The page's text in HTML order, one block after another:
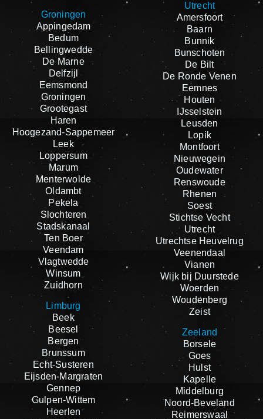
Groningen
Appingedam
Bedum
Bellingwedde
De Marne
Delfzijl
Eemsmond
Groningen
Grootegast
Haren
Hoogezand-Sappemeer
Leek
Loppersum
Marum
Menterwolde
Oldambt
Pekela
Slochteren
Stadskanaal
Ten Boer
Veendam
Vlagtwedde
Winsum
Zuidhorn
Limburg
Beek
Beesel
Bergen
Brunssum
Echt-Susteren
Eijsden-Margraten
Gennep
Gulpen-Wittem
Heerlen
Utrecht
Amersfoort
Baarn
Bunnik
Bunschoten
De Bilt
De Ronde Venen
Eemnes
Houten
IJsselstein
Leusden
Lopik
Montfoort
Nieuwegein
Oudewater
Renswoude
Rhenen
Soest
Stichtse Vecht
Utrecht
Utrechtse Heuvelrug
Veenendaal
Vianen
Wijk bij Duurstede
Woerden
Woudenberg
Zeist
Zeeland
Borsele
Goes
Hulst
Kapelle
Middelburg
Noord-Beveland
Reimerswaal